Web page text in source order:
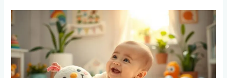
Signos
de
un
Bebé